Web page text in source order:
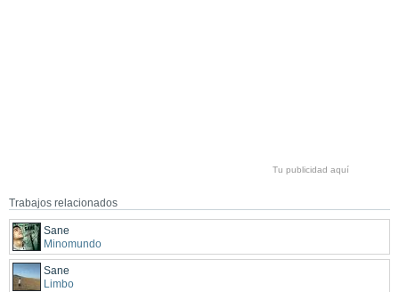
Tu publicidad aquí
Trabajos relacionados
Sane
Minomundo
Sane
Limbo